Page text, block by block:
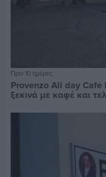
Πριν 10 ημέρες
Provenzo All day
ξεκινά με καφέ και